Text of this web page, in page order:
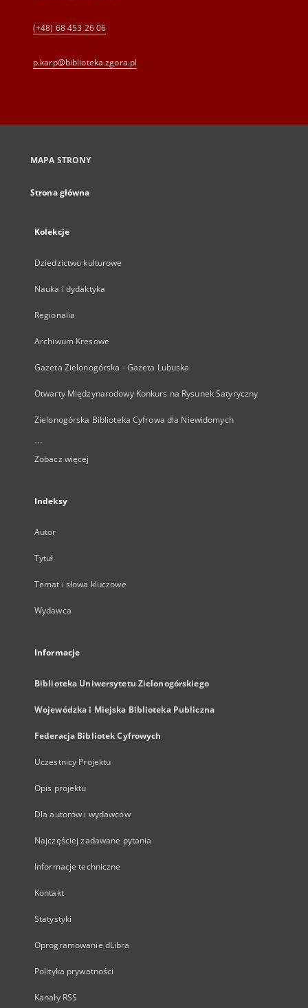
(+48) 68 453 26 06
p.karp@biblioteka.zgora.pl
MAPA STRONY
Strona główna
Kolekcje
Dziedzictwo kulturowe
Nauka i dydaktyka
Regionalia
Archiwum Kresowe
Gazeta Zielonogórska - Gazeta Lubuska
Otwarty Międzynarodowy Konkurs na Rysunek Satyryczny
Zielonogórska Biblioteka Cyfrowa dla Niewidomych
...
Zobacz więcej
Indeksy
Autor
Tytuł
Temat i słowa kluczowe
Wydawca
Informacje
Biblioteka Uniwersytetu Zielonogórskiego
Wojewódzka i Miejska Biblioteka Publiczna
Federacja Bibliotek Cyfrowych
Uczestnicy Projektu
Opis projektu
Dla autorów i wydawców
Najczęściej zadawane pytania
Informacje techniczne
Kontakt
Statystyki
Oprogramowanie dLibra
Polityka prywatności
Kanały RSS